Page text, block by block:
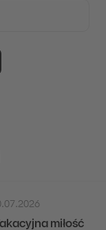
miłość